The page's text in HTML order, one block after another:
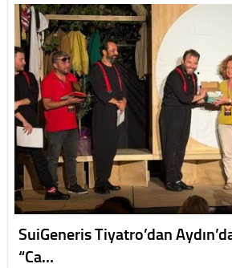
SuiGeneris Tiyatro’dan
“Ca…